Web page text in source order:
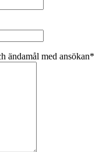
ändamål med ansökan*